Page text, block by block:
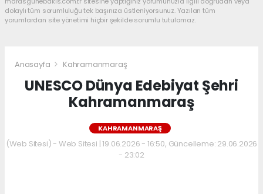
dolaylı tüm sorumluluğu tek başınıza üstleniyorsunuz. Yazılan tüm
yorumlardan site yönetimi hiçbir şekilde sorumlu tutulamaz.
Anasayfa Kahramanmaraş
UNESCO Dünya Edebiyat Şehri
Kahramanmaraş
KAHRAMANMARAŞ
(Web Sitesi) - Web Sitesi | 19.06.2026 - 16:50, Güncelleme: 29.06.2026
- 23:02